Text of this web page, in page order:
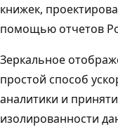
книжек,
помощью отчетов
Зеркальное
простой способ
аналитики и
изолированности